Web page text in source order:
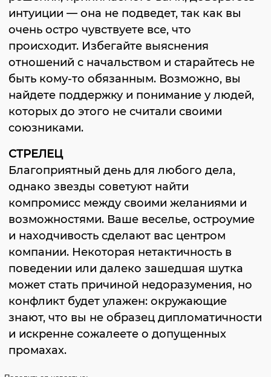
интуиции — она не подведет, так как вы
очень остро чувствуете все, что
происходит. Избегайте выяснения
отношений с начальством и старайтесь не
быть кому-то обязанным. Возможно, вы
найдете поддержку и понимание у людей,
которых до этого не считали своими
союзниками.
СТРЕЛЕЦ
Благоприятный день для любого дела,
однако звезды советуют найти
компромисс между своими желаниями и
возможностями. Ваше веселье, остроумие
и находчивость сделают вас центром
компании. Некоторая нетактичность в
поведении или далеко зашедшая шутка
может стать причиной недоразумения, но
конфликт будет улажен: окружающие
знают, что вы не образец дипломатичности
и искренне сожалеете о допущенных
промахах.